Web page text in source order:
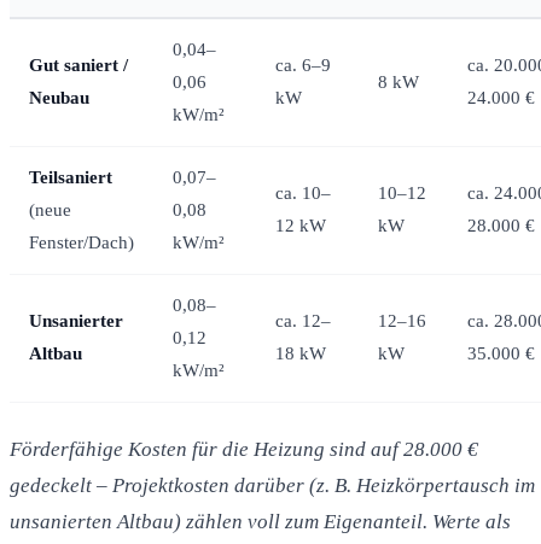
Gut saniert /
Neubau
0,04–
0,06
kW/m²
ca. 6–9
kW
8 kW
ca.
24.000 €
Teilsaniert
(neue
Fenster/Dach)
0,07–
0,08
kW/m²
ca. 10–
12 kW
10–12
kW
ca.
28.000 €
Unsanierter
Altbau
0,08–
0,12
kW/m²
ca. 12–
18 kW
12–16
kW
ca.
35.000 €
Förderfähige Kosten für die Heizung sind auf 28.000 €
gedeckelt – Projektkosten darüber (z. B. Heizkörpertausch im
unsanierten Altbau) zählen voll zum Eigenanteil. Werte als